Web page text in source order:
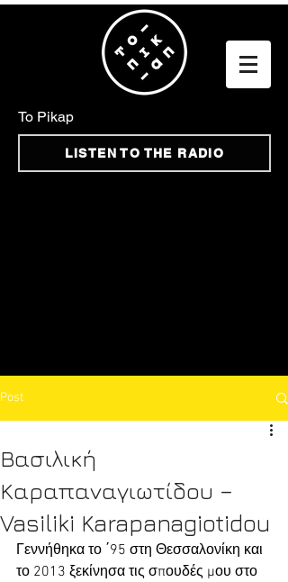
To Pikap
LISTEN TO THE RADIO
Post
Βασιλική
Καραπαναγιωτίδου –
Vasiliki Karapanagiotidou
Γεννήθηκα το ΄95 στη Θεσσαλονίκη και
το 2013 ξεκίνησα τις σπουδές μου στο